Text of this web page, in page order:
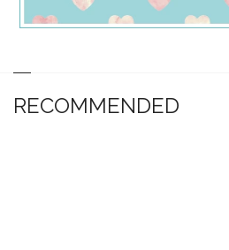
RECOMMENDED